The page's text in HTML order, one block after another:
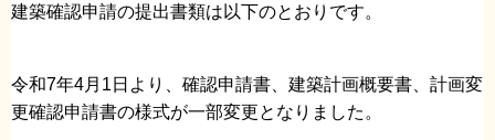
建築確認申請の提出書類は以下のとおりです。
令和7年4月1日より、確認申請書、建築計画概要書、計画変
更確認申請書の様式が一部変更となりました。